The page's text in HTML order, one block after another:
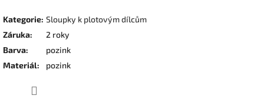
Kategorie: Sloupky k plotovým dílcům
Záruka:
2 roky
Barva:
pozink
Materiál: pozink